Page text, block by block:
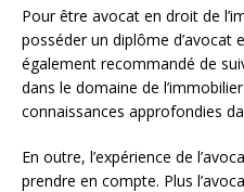
Pour être avocat en droit de
posséder un diplôme d’avocat
également recommandé de
dans le domaine de
connaissances approfondies
En outre, l’expérience de
prendre en compte. Plus